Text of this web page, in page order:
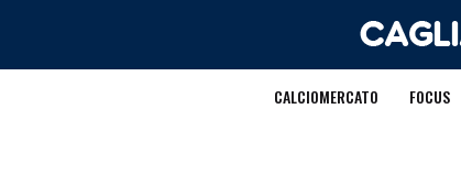
CALCIOMERCATO FOCUS